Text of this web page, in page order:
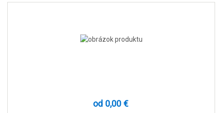
od 0,00 €